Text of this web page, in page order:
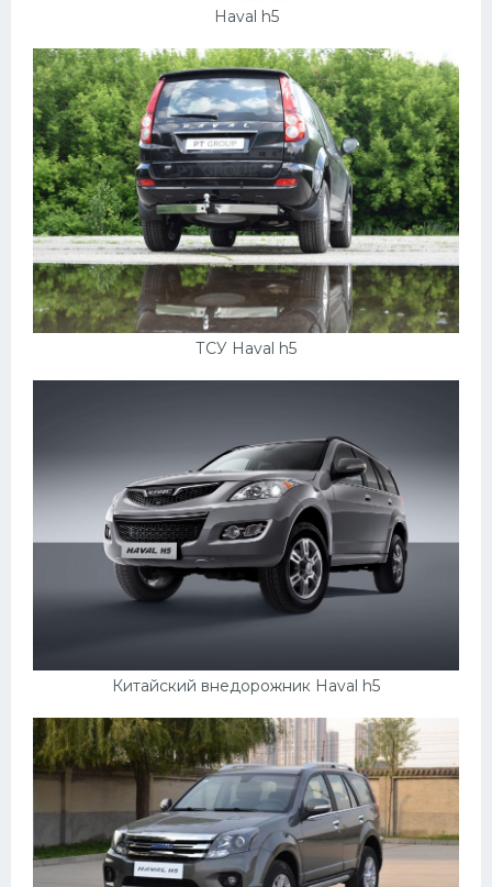
Haval h5
ТСУ Haval h5
Китайский внедорожник Haval h5
Ниссан
Пежо
Ауди
Гараж
Русские авто
Вольво
БМВ
Сузуки
Дэу
Хавал
Кавасаки
Инфинити
ЛУАЗ